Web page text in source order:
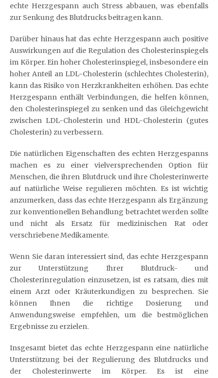
echte Herzgespann auch Stress abbauen, was ebenfalls
zur Senkung des Blutdrucks beitragen kann.
Darüber hinaus hat das echte Herzgespann auch positive
Auswirkungen auf die Regulation des Cholesterinspiegels
im Körper. Ein hoher Cholesterinspiegel, insbesondere ein
hoher Anteil an LDL-Cholesterin (schlechtes Cholesterin),
kann das Risiko von Herzkrankheiten erhöhen. Das echte
Herzgespann enthält Verbindungen, die helfen können,
den Cholesterinspiegel zu senken und das Gleichgewicht
zwischen LDL-Cholesterin und HDL-Cholesterin (gutes
Cholesterin) zu verbessern.
Die natürlichen Eigenschaften des echten Herzgespanns
machen es zu einer vielversprechenden Option für
Menschen, die ihren Blutdruck und ihre Cholesterinwerte
auf natürliche Weise regulieren möchten. Es ist wichtig
anzumerken, dass das echte Herzgespann als Ergänzung
zur konventionellen Behandlung betrachtet werden sollte
und nicht als Ersatz für medizinischen Rat oder
verschriebene Medikamente.
Wenn Sie daran interessiert sind, das echte Herzgespann
zur Unterstützung Ihrer Blutdruck- und
Cholesterinregulation einzusetzen, ist es ratsam, dies mit
einem Arzt oder Kräuterkundigen zu besprechen. Sie
können Ihnen die richtige Dosierung und
Anwendungsweise empfehlen, um die bestmöglichen
Ergebnisse zu erzielen.
Insgesamt bietet das echte Herzgespann eine natürliche
Unterstützung bei der Regulierung des Blutdrucks und
der Cholesterinwerte im Körper. Es ist eine